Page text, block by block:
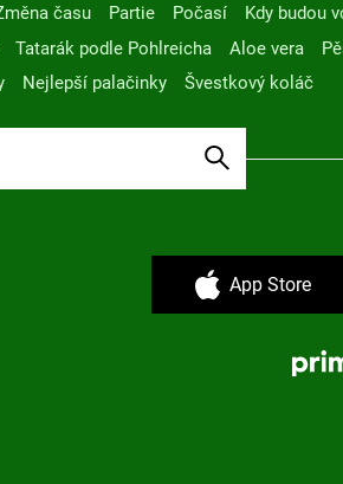
času Partie Počasí Kdy budou
Tatarák podle Pohlreicha Aloe vera
Nejlepší palačinky Švestkový koláč
App Store